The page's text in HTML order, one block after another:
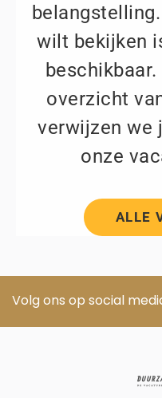
wilt bekijken
overzicht
verwijzen we
onze
ALLE
Volg ons op social